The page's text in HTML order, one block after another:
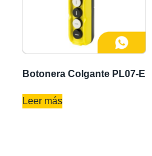
Botonera Colgante PL07-E
Leer más